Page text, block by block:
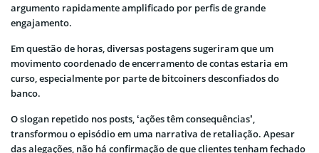
argumento rapidamente amplificado por perfis de grande
engajamento.
Em questão de horas, diversas postagens sugeriram que um
movimento coordenado de encerramento de contas estaria em
curso, especialmente por parte de bitcoiners desconfiados do
banco.
O slogan repetido nos posts, ‘ações têm consequências’,
transformou o episódio em uma narrativa de retaliação. Apesar
das alegações, não há confirmação de que clientes tenham fechado